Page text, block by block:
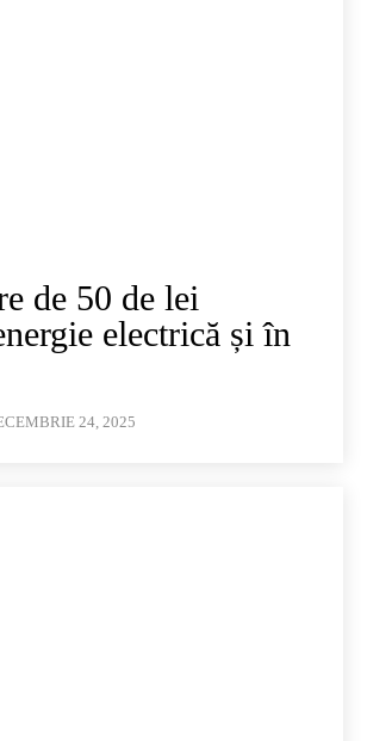
de 50 de lei
electrică și în
24, 2025